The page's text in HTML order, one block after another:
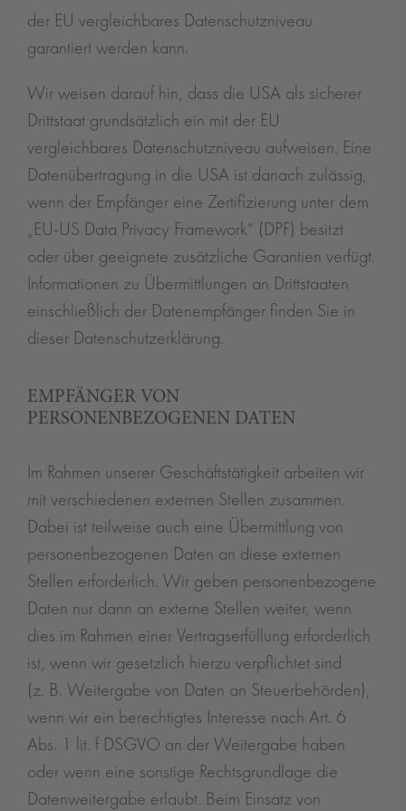
der EU vergleichbares Datenschutzniveau
garantiert werden kann.
Wir weisen darauf hin, dass die USA als sicherer
Drittstaat grundsätzlich ein mit der EU
vergleichbares Datenschutzniveau aufweisen. Eine
Datenübertragung in die USA ist danach zulässig,
wenn der Empfänger eine Zertifizierung unter dem
„EU-US Data Privacy Framework“ (DPF) besitzt
oder über geeignete zusätzliche Garantien verfügt.
Informationen zu Übermittlungen an Drittstaaten
einschließlich der Datenempfänger finden Sie in
dieser Datenschutzerklärung.
EMPFÄNGER VON
PERSONENBEZOGENEN DATEN
Im Rahmen unserer Geschäftstätigkeit arbeiten wir
mit verschiedenen externen Stellen zusammen.
Dabei ist teilweise auch eine Übermittlung von
personenbezogenen Daten an diese externen
Stellen erforderlich. Wir geben personenbezogene
Daten nur dann an externe Stellen weiter, wenn
dies im Rahmen einer Vertragserfüllung erforderlich
ist, wenn wir gesetzlich hierzu verpflichtet sind
(z. B. Weitergabe von Daten an Steuerbehörden),
wenn wir ein berechtigtes Interesse nach Art. 6
Abs. 1 lit. f DSGVO an der Weitergabe haben
oder wenn eine sonstige Rechtsgrundlage die
Datenweitergabe erlaubt. Beim Einsatz von